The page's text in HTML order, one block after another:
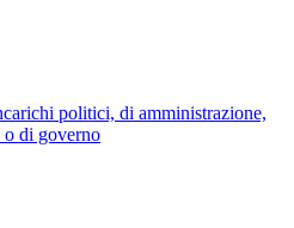
politici, di amministrazione,
di governo